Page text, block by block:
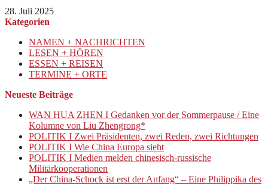
28. Juli 2025
Kategorien
NAMEN + NACHRICHTEN
LESEN + HÖREN
ESSEN + REISEN
TERMINE + ORTE
Neueste Beiträge
WAN HUA ZHEN I Gedanken vor der Sommerpause / Eine
Kolumne von Liu Zhengrong*
POLITIK I Zwei Präsidenten, zwei Reden, zwei Richtungen
POLITIK I Wie China Europa sieht
POLITIK I Medien melden chinesisch-russische
Militärkooperationen
„Der China-Schock ist erst der Anfang“ – Eine Philippika des